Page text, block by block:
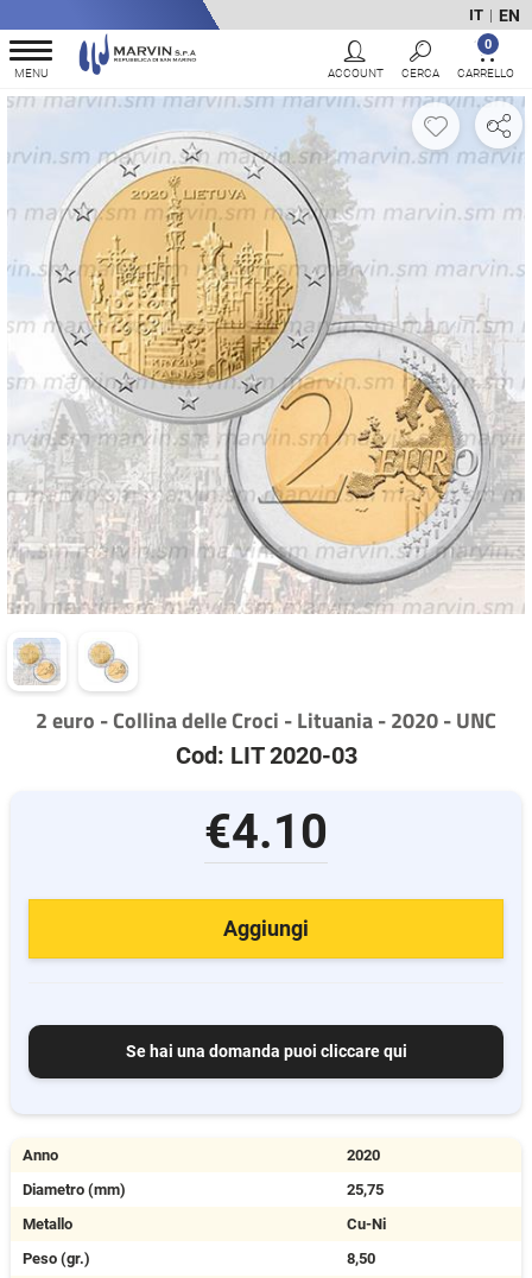
IT | EN
0
2 euro - Collina delle Croci - Lituania - 2020 - UNC
Cod: LIT 2020-03
€4.10
Aggiungi
Se hai una domanda puoi cliccare qui
Anno
2020
Diametro (mm)
25,75
Metallo
Cu-Ni
Peso (gr.)
8,50